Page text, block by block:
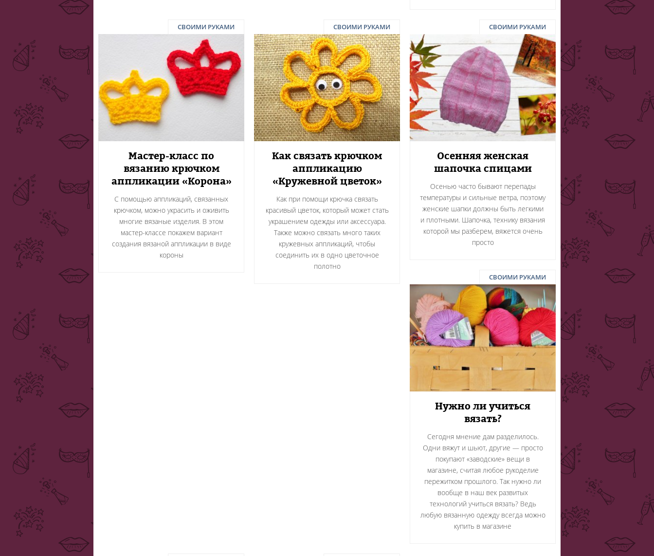
СВОИМИ РУКАМИ
Мастер-класс по
вязанию крючком
аппликации «Корона»
С помощью аппликаций, связанных
крючком, можно украсить и оживить
многие вязаные изделия. В этом
мастер-классе покажем вариант
создания вязаной аппликации в виде
короны
СВОИМИ РУКАМИ
Как связать крючком
аппликацию
«Кружевной цветок»
Как при помощи крючка связать
красивый цветок, который может стать
украшением одежды или аксессуара.
Также можно связать много таких
кружевных аппликаций, чтобы
соединить их в одно цветочное
полотно
СВОИМИ РУКАМИ
Осенняя женская
шапочка спицами
Осенью часто бывают перепады
температуры и сильные ветра, поэтому
женские шапки должны быть легкими
и плотными. Шапочка, технику вязания
которой мы разберем, вяжется очень
просто
СВОИМИ РУКАМИ
Нужно ли учиться
вязать?
Сегодня мнение дам разделилось.
Одни вяжут и шьют, другие — просто
покупают «заводские» вещи в
магазине, считая любое рукоделие
пережитком прошлого. Так нужно ли
вообще в наш век развитых
технологий учиться вязать? Ведь
любую вязанную одежду всегда можно
купить в магазине